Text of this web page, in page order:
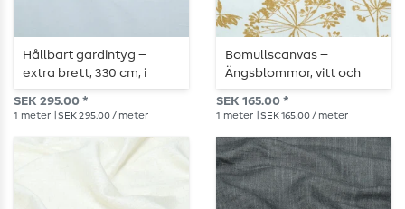
Hållbart gardintyg –
extra brett, 330 cm, i
elegant ljusgrått
SEK 295.00 *
1 meter | SEK 295.00 / meter
Bomullscanvas –
Ängsblommor, vitt och
ockra
SEK 165.00 *
1 meter | SEK 165.00 / meter